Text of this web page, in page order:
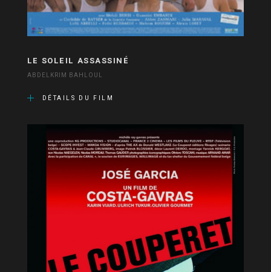
LE SOLEIL ASSASSINÉ
ABDELKRIM BAHLOUL
DÉTAILS DU FILM